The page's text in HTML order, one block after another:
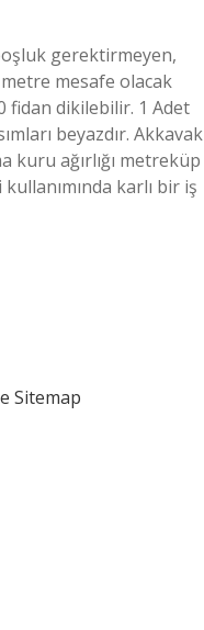
gerektirmeyen,
mesafe olacak
fidan dikilebilir. 1 Adet
beyazdır. Akkavak
kuru ağırlığı metreküp
karlı bir iş
Sitemap